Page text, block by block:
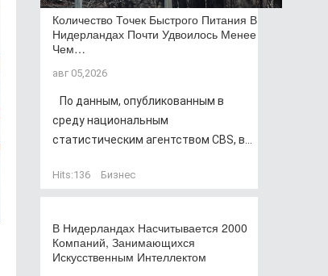
Количество Точек Быстрого Питания В
Нидерландах Почти Удвоилось Менее
Чем…
авг 05,2026
По данным, опубликованным в
среду национальным
статистическим агентством CBS, в...
Hits:136 Бизнес
В Нидерландах Насчитывается 2000
Компаний, Занимающихся
Искусственным Интеллектом